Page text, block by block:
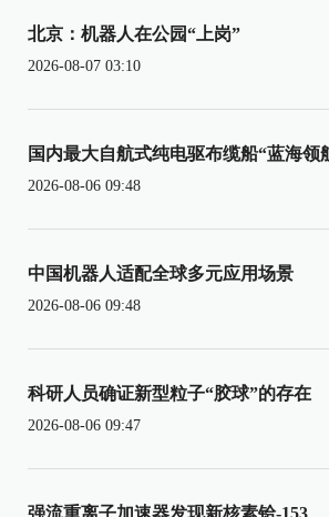
北京：机器人在公园“上岗”
2026-08-07 03:10
国内最大自航式纯电驱布缆船“蓝海领
2026-08-06 09:48
中国机器人适配全球多元应用场景
2026-08-06 09:48
科研人员确证新型粒子“胶球”的存在
2026-08-06 09:47
强流重离子加速器发现新核素铪-153